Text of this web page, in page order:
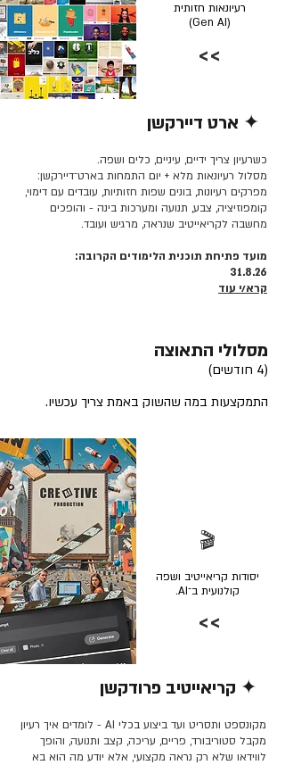
רעיונאות חזותית
(Gen AI)
>>
✦ ארט דיירקשן
כשרעיון צריך ידיים, עיניים, כלים ושפה.
מסלול רעיונאות מלא + יום התמחות בארט־דיירקשן:
מפרקים רעיונות, בונים שפות חזותיות, עובדים עם דימוי,
קומפוזיציה, צבע, תנועה ומערכות בינה - והופכים
מחשבה לקריאייטיב שנראה, מרגיש ועובד.
מועד פתיחת תוכנית הלימודים הקרובה:
31.8.26
קרא/י עוד
מסלולי התאוצה
(4 חודשים)
התמקצעות במה שהשוק באמת צריך עכשיו.
🎬
יסודות קריאייטיב ושפה
קולנועית ב־AI.
>>
✦ קריאייטיב פרודקשן
מקונספט ותסריט ועד ביצוע בכלי AI - לומדים איך רעיון
מקבל סטוריבורד, פריים, עריכה, קצב ותנועה, והופך
לווידאו שלא רק נראה מקצועי, אלא יודע מה הוא בא